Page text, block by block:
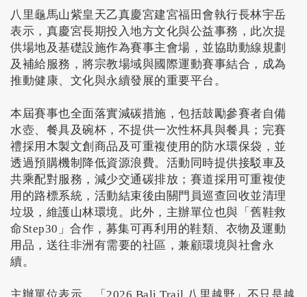
八里龜馬山紫皇天乙真慶宮建宮福田會執行長林宇岳
表示，真慶宮長期投入地方文化與公益事務，此次提
供場地及基礎設施作為賽事主會場，並協助動線規劃
及補給服務，將宗教場域與國際運動賽事結合，成為
推動健康、文化與永續發展的重要平台。
本屆賽事也全面落實減碳措施，包括鼓勵參賽者自備
水壺、餐具及碗杯，不提供一次性杯具與餐具；完賽
禮採用木製文創商品及可重複使用的防水環保袋，並
透過預購機制降低資源浪費。活動同時提供接駁車及
共乘配對服務，減少交通碳排放；賽道採用可重複使
用的路標系統，活動結束後由關門員巡查回收並清理
垃圾，維護山林環境。此外，主辦單位也與「舊鞋救
命Step30」合作，募集可再利用的鞋類、衣物及運動
用品，送往非洲有需要的社區，兼顧環境與社會永
續。